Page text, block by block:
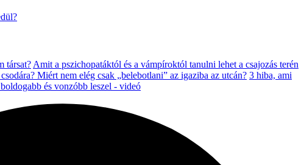
társat? Amit a pszichopatáktól és a vámpíroktól tanulni lehet a csajozás terén
Miért nem elég csak „belebotlani” az igaziba az utcán? 3 hiba, ami
és vonzóbb leszel - videó